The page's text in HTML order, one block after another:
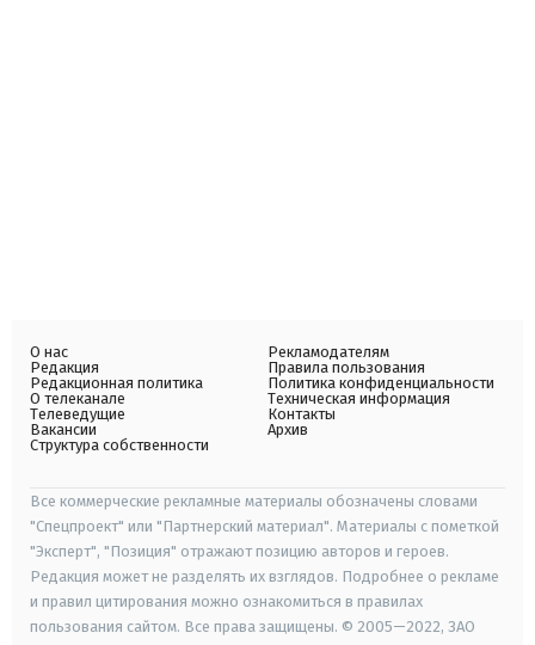
О нас
Редакция
Редакционная политика
О телеканале
Телеведущие
Вакансии
Структура собственности
Рекламодателям
Правила пользования
Политика конфиденциальности
Техническая информация
Контакты
Архив
Все коммерческие рекламные материалы обозначены словами
"Спецпроект" или "Партнерский материал". Материалы с пометкой
"Эксперт", "Позиция" отражают позицию авторов и героев.
Редакция может не разделять их взглядов. Подробнее о рекламе
и правил цитирования можно ознакомиться в правилах
пользования сайтом. Все права защищены. © 2005—2022, ЗАО